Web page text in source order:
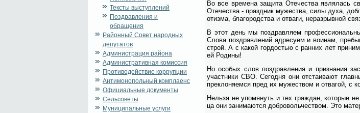
Тексты выступлений
Поздравления и
обращения
Районный Совет народных
депутатов
Администрация района
Административная комиссия
Противодействие коррупции
Антимонопольный комплаенс
Официальные документы
Сельсоветы
Муниципальные услуги
Во все вре­ме­на за­щи­та Оте­че­ства яв­ля­лась
Оте­че­ства - празд­ник му­же­ства, си­лы ду­ха,
о­тиз­ма, бла­го­род­ства и от­ва­ги, не­раз­рыв­ной
В этот день мы по­здрав­ля­ем
Сло­ва по­здрав­ле­ний адре­су­ем и во­и­нам,
строй. А с ка­кой гор­до­стью с ран­них лет
ей Ро­ди­ны!
Но осо­бых слов по­здрав­ле­ния и при­зна­ния
участ­ни­ки СВО. Се­го­дня они от­ста­и­ва­ют
пре­кло­ня­ем­ся пред их му­же­ством и от­ва­гой, с
Нель­зя не упо­мя­нуть и тех граж­дан, ко­то­рые
ца они за­ни­ма­ют­ся доб­ро­воль­че­ством. Это